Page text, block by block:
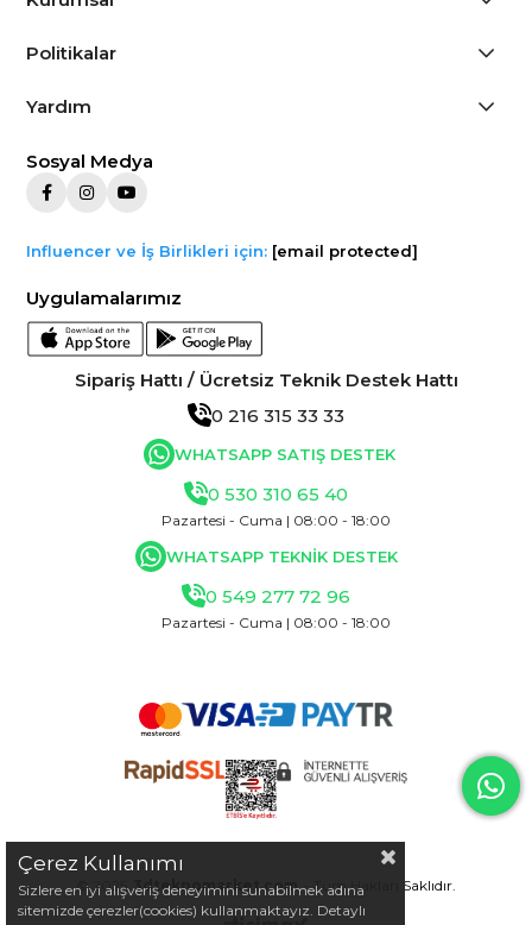
Politikalar
Yardım
Sosyal Medya
Influencer ve İş Birlikleri için: [email protected]
Uygulamalarımız
Sipariş Hattı / Ücretsiz Teknik Destek Hattı
0 216 315 33 33
WHATSAPP SATIŞ DESTEK
0 530 310 65 40
Pazartesi - Cuma | 08:00 - 18:00
WHATSAPP TEKNİK DESTEK
0 549 277 72 96
Pazartesi - Cuma | 08:00 - 18:00
© 2025 3dteknomarket.com - Tüm Hakları Saklıdır.
Çerez Kullanımı
Sizlere en iyi alışveriş deneyimini sunabilmek adına
sitemizde çerezler(cookies) kullanmaktayız. Detaylı